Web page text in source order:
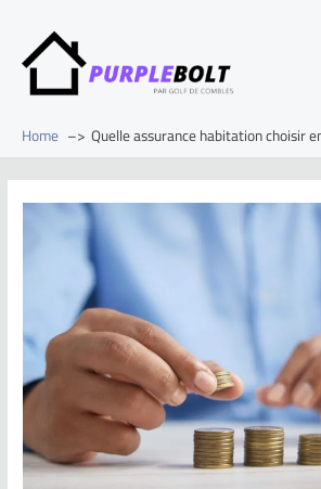
Home Quelle assurance habitation choisir